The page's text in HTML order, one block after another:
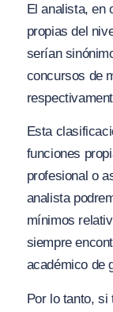
El analista, en
propias del
serían
concursos de
Esta
funciones
profesional o
analista
mínimos
siempre
académico de
Por lo tanto, si